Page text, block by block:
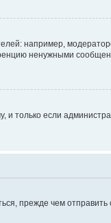
например,
ненужными
только если
прежде чем